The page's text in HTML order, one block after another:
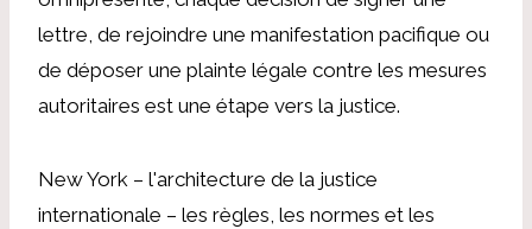
lettre, de rejoindre une manifestation pacifique ou
de déposer une plainte légale contre les mesures
autoritaires est une étape vers la justice.
New York – l'architecture de la justice
internationale – les règles, les normes et les